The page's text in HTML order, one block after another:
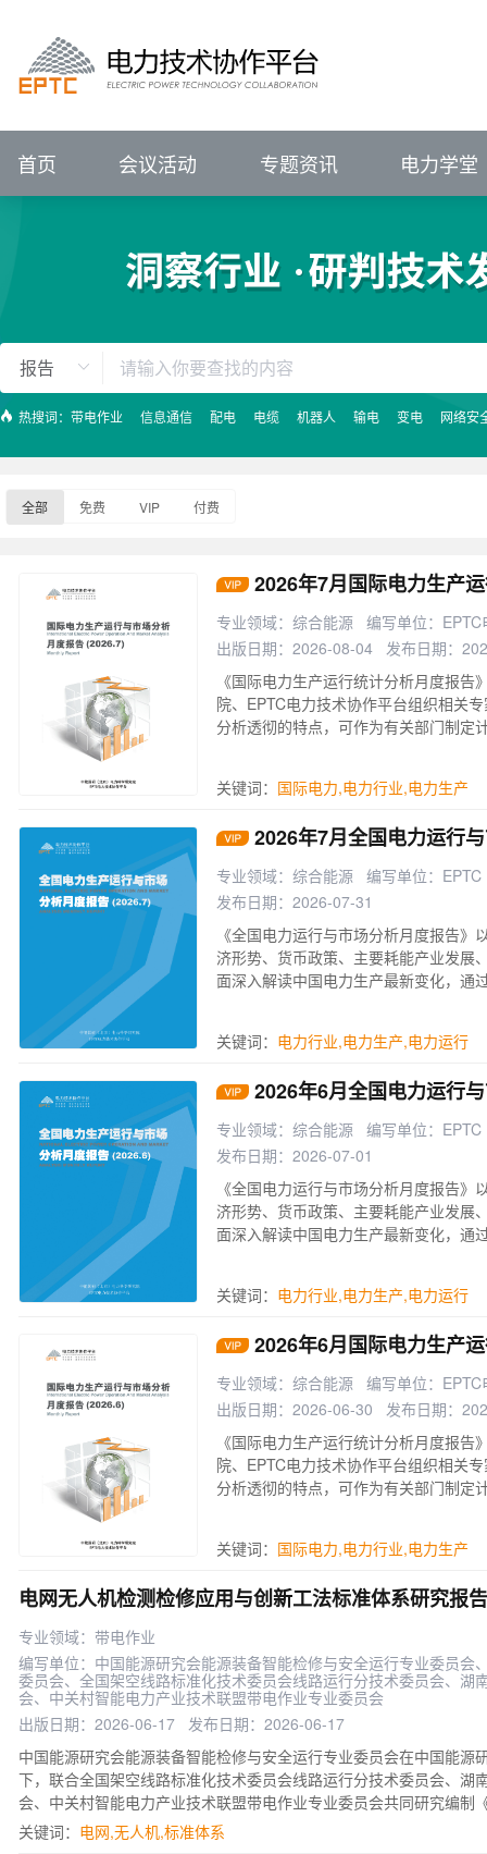
集需求库、成果库、专家库于一体的协同
IEEE PES China Satellite Technical Committee - Transmission &
IEEE PES China Satellite Technical Committee - Power System
电力技术协作平台
新闻资讯
促进专业技术发展
电力专题
首页 会议活动 专题资讯 电力学堂
热搜词： 带电作业 信息通信 配电 电缆 机器人 输电 变电 网络安
全部 免费 VIP 付费
2026年7月国际电力生产
专业领域：综合能源 编写单位：
出版日期：2026-08-04 发布日期：
《国际电力生产运行统计分析月度报
院、EPTC电力技术协作平台组织相关
分析透彻的特点，可作为有关部门制定
关键词： 国际电力,电力行业,电力生产
2026年7月全国电力运行
专业领域：综合能源 编写单位：EPTC
发布日期：2026-07-31
《全国电力运行与市场分析月度报告
济形势、货币政策、主要耗能产业发展
面深入解读中国电力生产最新变化，通
关键词： 电力行业,电力生产,电力运行
2026年6月全国电力运行
专业领域：综合能源 编写单位：EPTC
发布日期：2026-07-01
《全国电力运行与市场分析月度报告
济形势、货币政策、主要耗能产业发展
面深入解读中国电力生产最新变化，通
关键词： 电力行业,电力生产,电力运行
2026年6月国际电力生产
专业领域：综合能源 编写单位：
出版日期：2026-06-30
发布日期：
《国际电力生产运行统计分析月度报
院、EPTC电力技术协作平台组织相关
分析透彻的特点，可作为有关部门制定
关键词： 国际电力,电力行业,电力生产
电网无人机检测检修应用与创新工法标准体系研究报告
专业领域：带电作业
编写单位：中国能源研究会能源装备智能检修与安全运行专业委员会
委员会、全国架空线路标准化技术委员会线路运行分技术委员会、湖
会、中关村智能电力产业技术联盟带电作业专业委员会
出版日期：2026-06-17 发布日期：2026-06-17
中国能源研究会能源装备智能检修与安全运行专业委员会在中国能源
下，联合全国架空线路标准化技术委员会线路运行分技术委员会、湖
会、中关村智能电力产业技术联盟带电作业专业委员会共同研究编制
标准体系研究报告》。 《报告》旨在建立一个健全、开放和可操作
关键词： 电网,无人机,标准体系